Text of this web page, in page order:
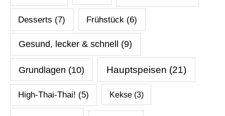
Desserts (7) Frühstück (6)
Gesund, lecker & schnell (9)
Grundlagen (10) Hauptspeisen (21)
High-Thai-Thai! (5) Kekse(3)